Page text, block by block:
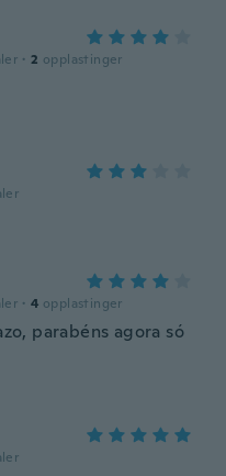
· 2 opplastinger
· 4 opplastinger
parabéns agora só